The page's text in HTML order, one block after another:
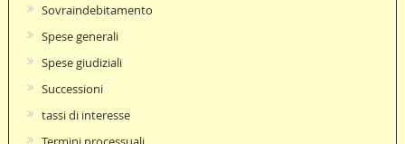
Sovraindebitamento
Spese generali
Spese giudiziali
Successioni
tassi di interesse